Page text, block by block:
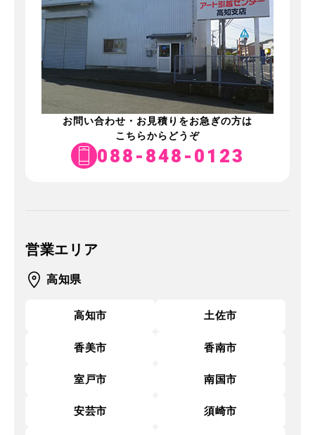
お問い合わせ・お見積りをお急ぎの方は
こちらからどうぞ
088-848-0123
営業エリア
高知県
高知市 土佐市
香美市 香南市
室戸市 南国市
安芸市 須崎市